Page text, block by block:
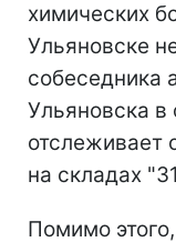
химических
Ульяновске
собеседника
Ульяновска
отслеживает
на складах
Помимо